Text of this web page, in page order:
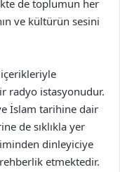
de toplumun her
ve kültürün sesini
radyo istasyonudur.
İslam tarihine dair
de sıklıkla yer
dinleyiciye
etmektedir.